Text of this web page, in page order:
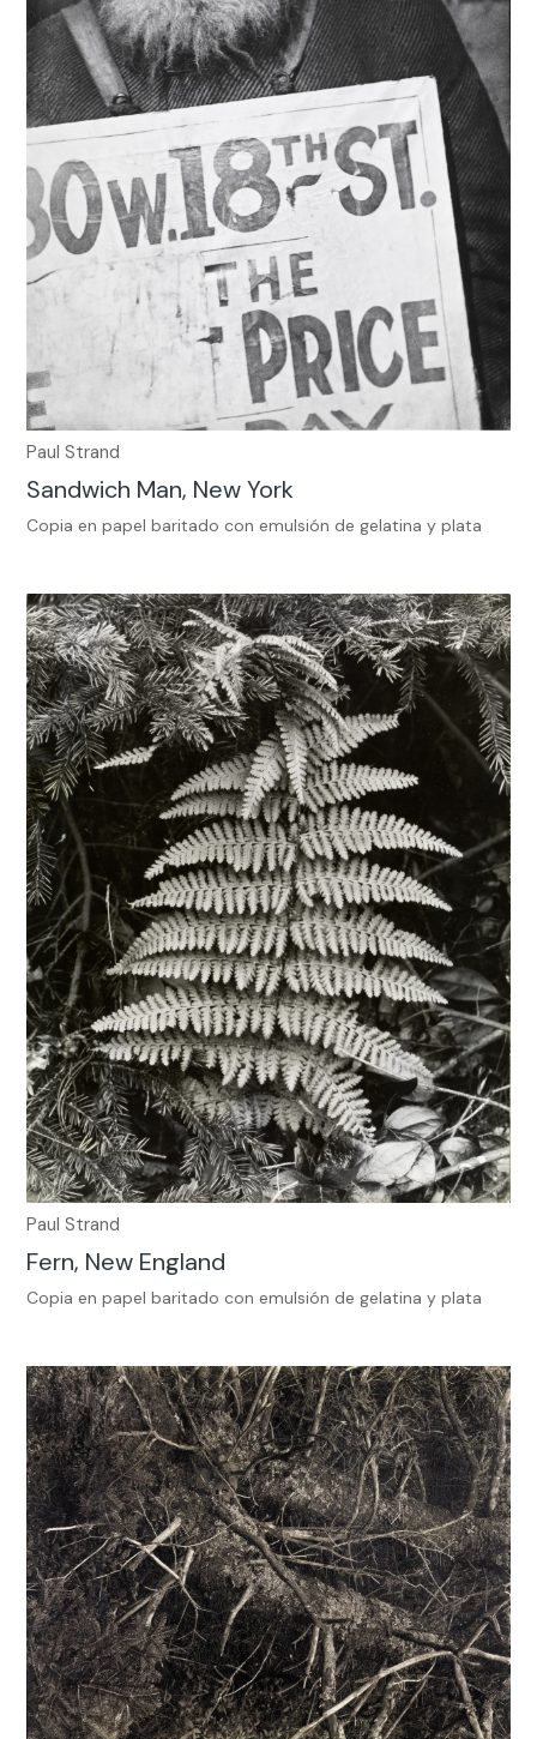
Paul Strand
Sandwich Man, New York
Copia en papel baritado con emulsión de gelatina y plata
Paul Strand
Fern, New England
Copia en papel baritado con emulsión de gelatina y plata